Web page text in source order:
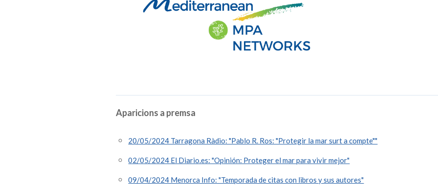
Aparicions a premsa
20/05/2024 Tarragona Ràdio: "Pablo R. Ros: "Protegir la mar surt a compte""
02/05/2024 El Diario.es: "Opinión: Proteger el mar para vivir mejor"
09/04/2024 Menorca Info: "Temporada de citas con libros y sus autores"